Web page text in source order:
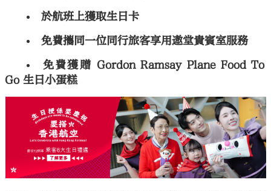
於航班上獲取生日卡
免費攜同一位同行旅客享用遨堂貴賓室服務
免費獲贈 Gordon Ramsay Plane Food To
Go 生日小蛋糕